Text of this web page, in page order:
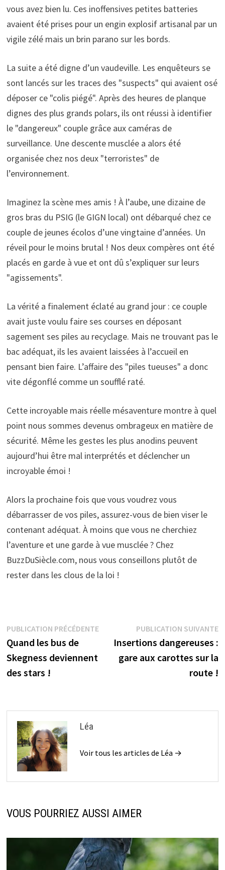
vous avez bien lu. Ces inoffensives petites batteries
avaient été prises pour un engin explosif artisanal par un
vigile zélé mais un brin parano sur les bords.
La suite a été digne d’un vaudeville. Les enquêteurs se
sont lancés sur les traces des "suspects" qui avaient osé
déposer ce "colis piégé". Après des heures de planque
dignes des plus grands polars, ils ont réussi à identifier
le "dangereux" couple grâce aux caméras de
surveillance. Une descente musclée a alors été
organisée chez nos deux "terroristes" de
l’environnement.
Imaginez la scène mes amis ! À l’aube, une dizaine de
gros bras du PSIG (le GIGN local) ont débarqué chez ce
couple de jeunes écolos d’une vingtaine d’années. Un
réveil pour le moins brutal ! Nos deux compères ont été
placés en garde à vue et ont dû s’expliquer sur leurs
"agissements".
La vérité a finalement éclaté au grand jour : ce couple
avait juste voulu faire ses courses en déposant
sagement ses piles au recyclage. Mais ne trouvant pas le
bac adéquat, ils les avaient laissées à l’accueil en
pensant bien faire. L’affaire des "piles tueuses" a donc
vite dégonflé comme un soufflé raté.
Cette incroyable mais réelle mésaventure montre à quel
point nous sommes devenus ombrageux en matière de
sécurité. Même les gestes les plus anodins peuvent
aujourd’hui être mal interprétés et déclencher un
incroyable émoi !
Alors la prochaine fois que vous voudrez vous
débarrasser de vos piles, assurez-vous de bien viser le
contenant adéquat. À moins que vous ne cherchiez
l’aventure et une garde à vue musclée ? Chez
BuzzDuSiècle.com, nous vous conseillons plutôt de
rester dans les clous de la loi !
Navigation
de
l’article
PUBLICATION PRÉCÉDENTEPublication
précédente :
Quand les bus de
Skegness deviennent
des stars !
PUBLICATION SUIVANTE
Insertions dangereuses :
gare aux carottes sur la
route !
Léa
Voir tous les articles de Léa →
VOUS POURRIEZ AUSSI AIMER